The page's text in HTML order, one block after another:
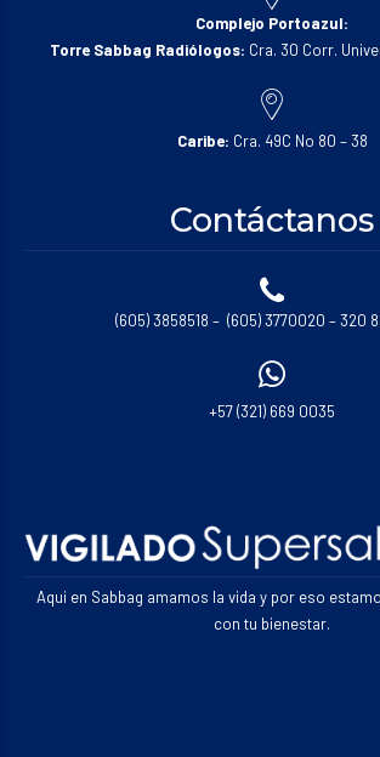
Complejo Portoazul:
Torre Sabbag Radiólogos: Cra. 30 Corr.
Caribe: Cra. 49C No 80 – 38
Contáctanos
(605) 3858518 – (605) 3770020 – 320
+57 (321) 669 0035
Aqui en Sabbag amamos la vida y por eso
con tu bienestar.